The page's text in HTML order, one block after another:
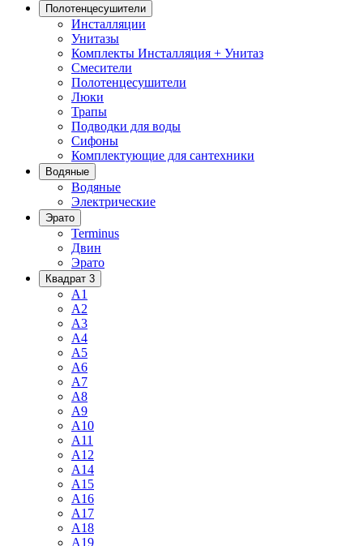
Полотенцесушители
Инсталляции
Унитазы
Комплекты Инсталляция + Унитаз
Смесители
Полотенцесушители
Люки
Трапы
Подводки для воды
Сифоны
Комплектующие для сантехники
Водяные
Водяные
Электрические
Эрато
Terminus
Двин
Эрато
Квадрат 3
A1
A2
A3
A4
A5
A6
A7
A8
A9
A10
A11
A12
A14
A15
A16
A17
A18
A19